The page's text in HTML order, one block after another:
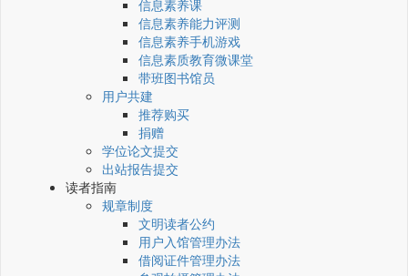
信息素养课
信息素养能力评测
信息素养手机游戏
信息素质教育微课堂
带班图书馆员
用户共建
推荐购买
捐赠
学位论文提交
出站报告提交
读者指南
规章制度
文明读者公约
用户入馆管理办法
借阅证件管理办法